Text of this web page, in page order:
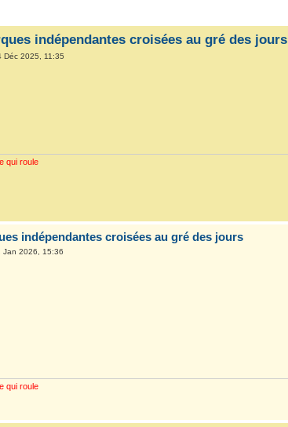
indépendantes croisées au gré des jours
Déc 2025, 11:35
qui roule
indépendantes croisées au gré des jours
Jan 2026, 15:36
qui roule